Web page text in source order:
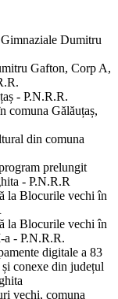
Dumitru
Gafton, Corp A,
- P.N.R.R.
comuna Gălăuțaș,
din comuna
prelungit
- P.N.R.R
la Blocurile vechi în
la Blocurile vechi în
a - P.N.R.R.
digitale a 83
conexe din județul
vechi, comuna